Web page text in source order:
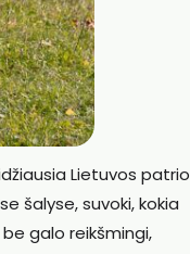
Lietuvos
šalyse, suvoki, kokia
galo reikšmingi,